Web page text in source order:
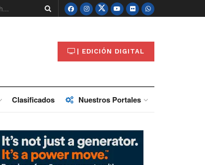
| EDICIÓN DIGITAL
Clasificados Nuestros Portales